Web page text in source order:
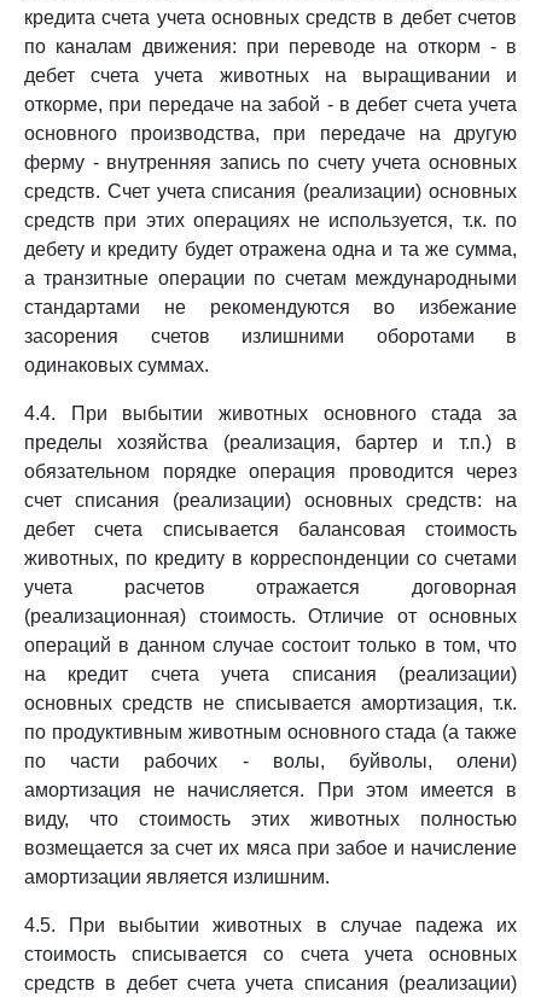
кредита счета учета основных средств в дебет счетов
по каналам движения: при переводе на откорм - в
дебет счета учета животных на выращивании и
откорме, при передаче на забой - в дебет счета учета
основного производства, при передаче на другую
ферму - внутренняя запись по счету учета основных
средств. Счет учета списания (реализации) основных
средств при этих операциях не используется, т.к. по
дебету и кредиту будет отражена одна и та же сумма,
а транзитные операции по счетам международными
стандартами не рекомендуются во избежание
засорения счетов излишними оборотами в
одинаковых суммах.
4.4. При выбытии животных основного стада за
пределы хозяйства (реализация, бартер и т.п.) в
обязательном порядке операция проводится через
счет списания (реализации) основных средств: на
дебет счета списывается балансовая стоимость
животных, по кредиту в корреспонденции со счетами
учета расчетов отражается договорная
(реализационная) стоимость. Отличие от основных
операций в данном случае состоит только в том, что
на кредит счета учета списания (реализации)
основных средств не списывается амортизация, т.к.
по продуктивным животным основного стада (а также
по части рабочих - волы, буйволы, олени)
амортизация не начисляется. При этом имеется в
виду, что стоимость этих животных полностью
возмещается за счет их мяса при забое и начисление
амортизации является излишним.
4.5. При выбытии животных в случае падежа их
стоимость списывается со счета учета основных
средств в дебет счета учета списания (реализации)